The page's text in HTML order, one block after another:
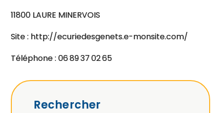
11800 LAURE MINERVOIS
Site : http://ecuriedesgenets.e-monsite.com/
Téléphone : 06 89 37 02 65
Rechercher